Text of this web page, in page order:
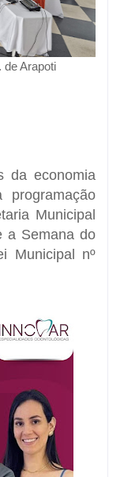
deArapoti
da economia
Municipal
a Semana do
Municipal nº